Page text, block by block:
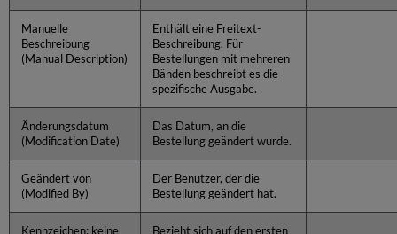
Manuelle
Beschreibung
(Manual Description)
Enthält eine Freitext-
Beschreibung. Für
Bestellungen mit mehreren
Bänden beschreibt es die
spezifische Ausgabe.
Änderungsdatum
(Modification Date)
Das Datum, an die
Bestellung geändert wurde.
Geändert von
(Modified By)
Der Benutzer, der die
Bestellung geändert hat.
Kennzeichen: keine
Bezieht sich auf den ersten